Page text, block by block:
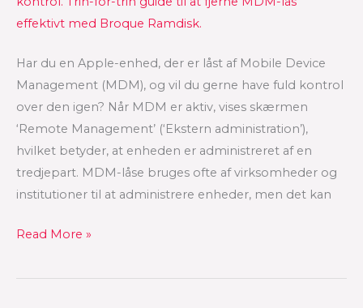
Har du en Apple-enhed, der er låst af Mobile Device
Management (MDM), og vil du gerne have fuld kontrol
over den igen? Når MDM er aktiv, vises skærmen
‘Remote Management’ (‘Ekstern administration’),
hvilket betyder, at enheden er administreret af en
tredjepart. MDM-låse bruges ofte af virksomheder og
institutioner til at administrere enheder, men det kan
Guide
2024
Read More »